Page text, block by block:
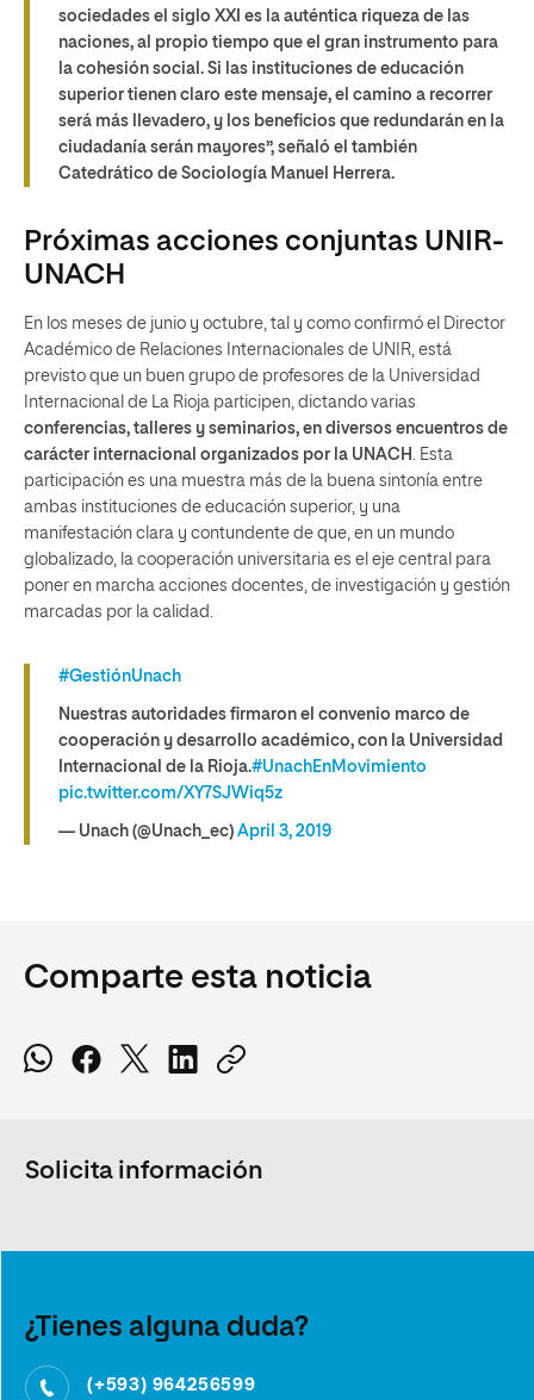
sociedades el siglo XXI es la auténtica riqueza de las
naciones, al propio tiempo que el gran instrumento para
la cohesión social. Si las instituciones de educación
superior tienen claro este mensaje, el camino a recorrer
será más llevadero, y los beneficios que redundarán en la
ciudadanía serán mayores”, señaló el también
Catedrático de Sociología Manuel Herrera.
Próximas acciones conjuntas UNIR-
UNACH
En los meses de junio y octubre, tal y como confirmó el Director
Académico de Relaciones Internacionales de UNIR, está
previsto que un buen grupo de profesores de la Universidad
Internacional de La Rioja participen, dictando varias
conferencias, talleres y seminarios, en diversos encuentros de
carácter internacional organizados por la UNACH . Esta
participación es una muestra más de la buena sintonía entre
ambas instituciones de educación superior, y una
manifestación clara y contundente de que, en un mundo
globalizado, la cooperación universitaria es el eje central para
poner en marcha acciones docentes, de investigación y gestión
marcadas por la calidad.
#GestiónUnach
Nuestras autoridades firmaron el convenio marco de
cooperación y desarrollo académico, con la Universidad
Internacional de la Rioja.#UnachEnMovimiento
pic.twitter.com/XY7SJWiq5z
— Unach (@Unach_ec) April 3, 2019
Comparte esta noticia
Solicita información
¿Tienes alguna duda?
(+593) 964256599